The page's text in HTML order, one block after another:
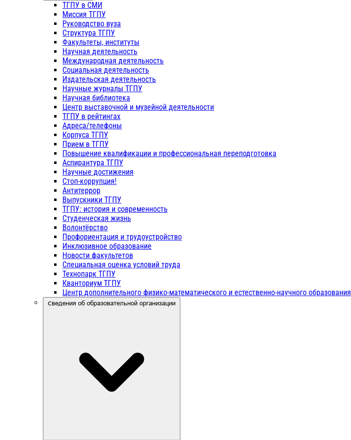
ТГПУ в СМИ
Миссия ТГПУ
Руководство вуза
Структура ТГПУ
Факультеты, институты
Научная деятельность
Международная деятельность
Социальная деятельность
Издательская деятельность
Научные журналы ТГПУ
Научная библиотека
Центр выставочной и музейной деятельности
ТГПУ в рейтингах
Адреса/телефоны
Корпуса ТГПУ
Прием в ТГПУ
Повышение квалификации и профессиональная переподготовка
Аспирантура ТГПУ
Научные достижения
Стоп-коррупция!
Антитеррор
Выпускники ТГПУ
ТГПУ: история и современность
Студенческая жизнь
Волонтёрство
Профориентация и трудоустройство
Инклюзивное образование
Новости факультетов
Специальная оценка условий труда
Технопарк ТГПУ
Кванториум ТГПУ
Центр дополнительного физико-математического и естественно-научного образования
Сведения об образовательной организации